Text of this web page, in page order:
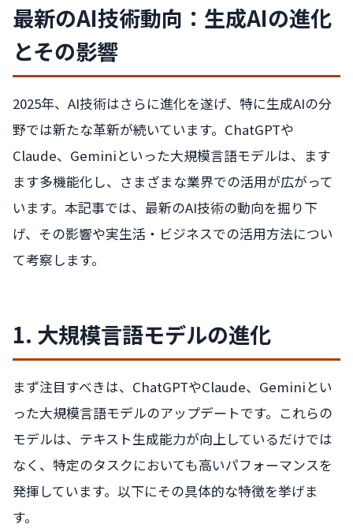
最新のAI技術動向：生成AIの進化
とその影響
2025年、AI技術はさらに進化を遂げ、特に生成AIの分
野では新たな革新が続いています。ChatGPTや
Claude、Geminiといった大規模言語モデルは、ます
ます多機能化し、さまざまな業界での活用が広がって
います。本記事では、最新のAI技術の動向を掘り下
げ、その影響や実生活・ビジネスでの活用方法につい
て考察します。
1. 大規模言語モデルの進化
まず注目すべきは、ChatGPTやClaude、Geminiとい
った大規模言語モデルのアップデートです。これらの
モデルは、テキスト生成能力が向上しているだけでは
なく、特定のタスクにおいても高いパフォーマンスを
発揮しています。以下にその具体的な特徴を挙げま
す。